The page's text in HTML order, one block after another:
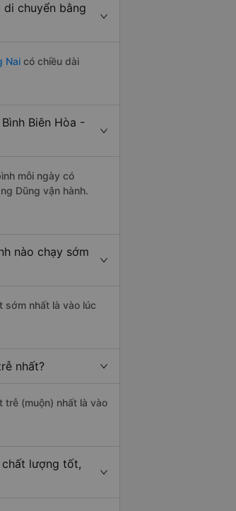
chuyển bằng
Nai có chiều dài
Biên Hòa -
mỗi ngày có
Dũng vận hành.
nào chạy sớm
sớm nhất là vào lúc
nhất?
trễ (muộn) nhất là vào
chất lượng tốt,